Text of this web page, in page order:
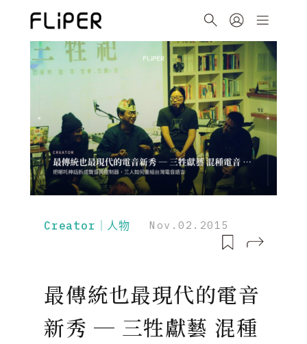
Creator｜人物 Nov.02.2015
最傳統也最現代的電音
新秀 ─ 三牲獻藝 混種